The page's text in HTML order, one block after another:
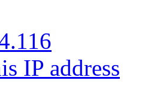
IP address